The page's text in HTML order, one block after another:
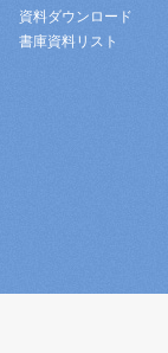
資料ダウンロード
書庫資料リスト